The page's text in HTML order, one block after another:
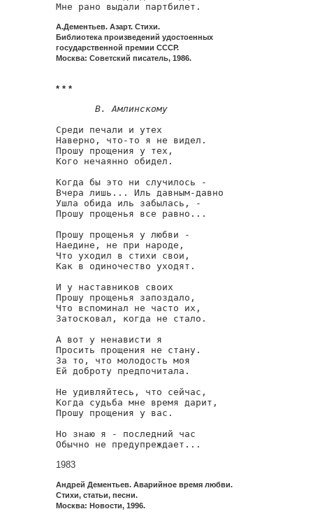
Мне рано выдали партбилет.
А.Дементьев. Азарт. Стихи.
Библиотека произведений удостоенных
государственной премии СССР.
Москва: Советский писатель, 1986.
* * *
В. Амлинскому
Среди печали и утех
Наверно, что-то я не видел.
Прошу прощения у тех,
Кого нечаянно обидел.
Когда бы это ни случилось -
Вчера лишь... Иль давным-давно
Ушла обида иль забылась, -
Прошу прощенья все равно...
Прошу прощенья у любви -
Наедине, не при народе,
Что уходил в стихи свои,
Как в одиночество уходят.
И у наставников своих
Прошу прощенья запоздало,
Что вспоминал не часто их,
Затосковал, когда не стало.
А вот у ненависти я
Просить прощения не стану.
За то, что молодость моя
Ей доброту предпочитала.
Не удивляйтесь, что сейчас,
Когда судьба мне время дарит,
Прошу прощения у вас.
Но знаю я - последний час
Обычно не предупреждает...
1983
Андрей Дементьев. Аварийное время любви.
Стихи, статьи, песни.
Москва: Новости, 1996.